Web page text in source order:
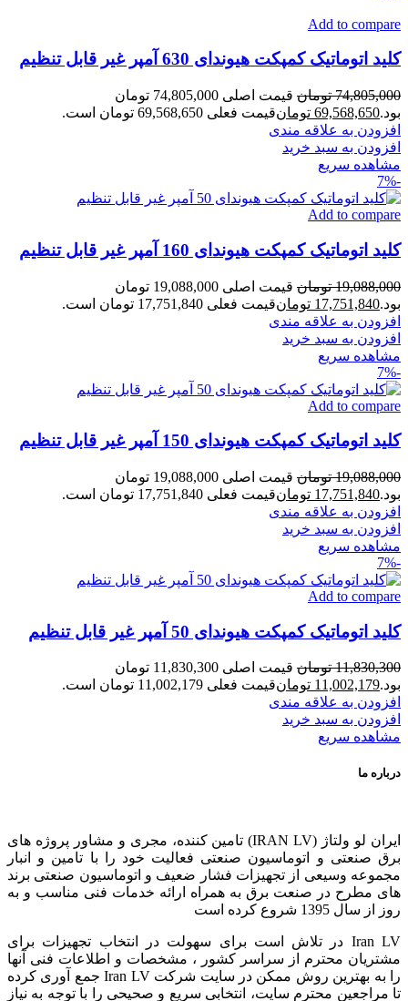
Add to compare
کلید اتوماتیک کمپکت هیوندای 630 آمپر غیر قابل تنظیم
74,805,000 تومان
قیمت اصلی 74,805,000 تومان
بود.69,568,650 تومانقیمت فعلی 69,568,650 تومان است.
افزودن به علاقه مندی
افزودن به سبد خرید
مشاهده سریع
-7%
Add to compare
کلید اتوماتیک کمپکت هیوندای 160 آمپر غیر قابل تنظیم
19,088,000 تومان
قیمت اصلی 19,088,000 تومان
بود.17,751,840 تومانقیمت فعلی 17,751,840 تومان است.
افزودن به علاقه مندی
افزودن به سبد خرید
مشاهده سریع
-7%
Add to compare
کلید اتوماتیک کمپکت هیوندای 150 آمپر غیر قابل تنظیم
19,088,000 تومان
قیمت اصلی 19,088,000 تومان
بود.17,751,840 تومانقیمت فعلی 17,751,840 تومان است.
افزودن به علاقه مندی
افزودن به سبد خرید
مشاهده سریع
-7%
Add to compare
کلید اتوماتیک کمپکت هیوندای 50 آمپر غیر قابل تنظیم
11,830,300 تومان
قیمت اصلی 11,830,300 تومان
بود.11,002,179 تومانقیمت فعلی 11,002,179 تومان است.
افزودن به علاقه مندی
افزودن به سبد خرید
مشاهده سریع
درباره ما
ایران لو ولتاژ (IRAN LV) تامین کننده، مجری و مشاور پروژه های
برق صنعتی و اتوماسیون صنعتی فعالیت خود را با تامین و انبار
مجموعه وسیعی از تجهیزات فشار ضعیف و اتوماسیون صنعتی برند
های مطرح در صنعت برق به همراه ارائه خدمات فنی مناسب و به
روز از سال 1395 شروع کرده است
Iran LV در تلاش است برای سهولت در انتخاب تجهیزات برای
مشتریان محترم از سراسر کشور ، مشخصات و اطلاعات فنی آنها
را به بهترین روش ممکن در سایت شرکت Iran LV جمع آوری کرده
تا مراجعین محترم سایت، انتخابی سریع و صحیحی را با توجه به نیاز